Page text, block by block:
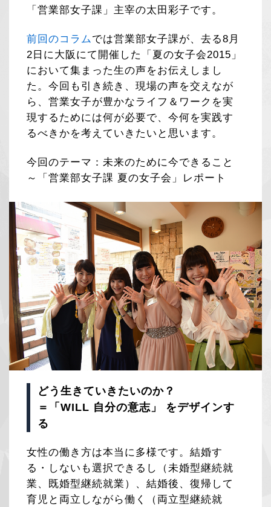
「営業部女子課」主宰の太田彩子です。
前回のコラムでは営業部女子課が、去る8月
2日に大阪にて開催した「夏の女子会2015」
において集まった生の声をお伝えしまし
た。今回も引き続き、現場の声を交えなが
ら、営業女子が豊かなライフ＆ワークを実
現するためには何が必要で、今何を実践す
るべきかを考えていきたいと思います。
今回のテーマ：未来のために今できること
～「営業部女子課 夏の女子会」レポート
どう生きていきたいのか？
＝「WILL 自分の意志」 をデザインす
る
女性の働き方は本当に多様です。結婚す
る・しないも選択できるし（未婚型継続就
業、既婚型継続就業）、結婚後、復帰して
育児と両立しながら働く（両立型継続就